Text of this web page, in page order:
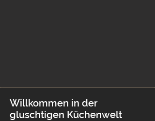
Willkommen in der
gluschtigen Küchenwelt